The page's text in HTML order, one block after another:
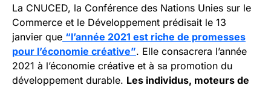
La CNUCED, la Conférence des Nations Unies sur le
Commerce et le Développement prédisait le 13
janvier que “l’année 2021 est riche de promesses
pour l’économie créative”. Elle consacrera l’année
2021 à l’économie créative et à sa promotion du
développement durable. Les individus, moteurs de